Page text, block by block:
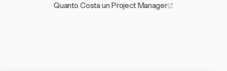
Quanto Costa un Project Manager